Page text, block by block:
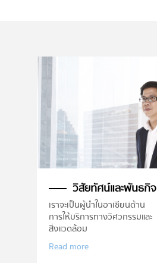
วิสัยทัศน์และพันธกิจ
เราจะเป็นผู้นำในอาเซียนด้าน
การให้บริการทางวิศวกรรมและ
สิ่งแวดล้อม
Read more